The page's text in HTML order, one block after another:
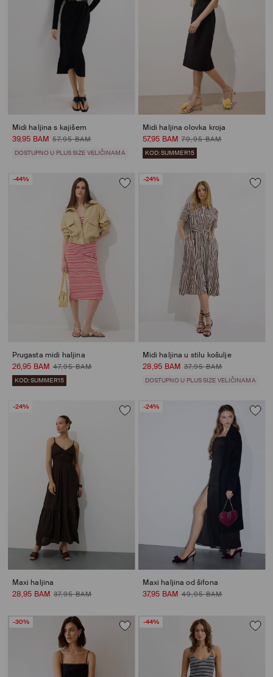
Midi haljina s kajišem
39,95 BAM 57,95 BAM
DOSTUPNO U PLUS SIZE VELIČINAMA
Midi haljina olovka kroja
57,95 BAM 79,95 BAM
KOD: SUMMER15
-44%
Prugasta midi haljina
26,95 BAM 47,95 BAM
KOD: SUMMER15
-24%
Midi haljina u stilu košulje
28,95 BAM 37,95 BAM
DOSTUPNO U PLUS SIZE VELIČINAMA
-24%
Maxi haljina
28,95 BAM 37,95 BAM
-24%
Maxi haljina od šifona
37,95 BAM 49,95 BAM
-30% -44%